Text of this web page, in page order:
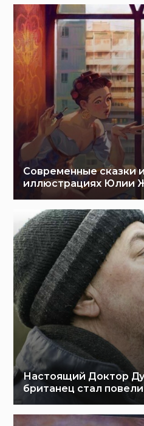
Современные сказки
иллюстрациях Юлии
Настоящий Доктор
британец стал